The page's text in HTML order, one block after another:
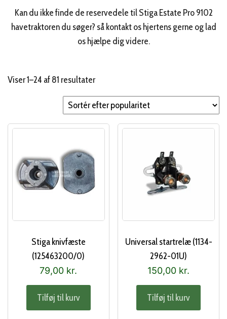
Kan du ikke finde de reservedele til Stiga Estate Pro 9102
havetraktoren du søger? så kontakt os hjertens gerne og lad
os hjælpe dig videre.
Viser 1–24 af 81 resultaterSorteret
efter
popularitet
Stiga knivfæste
(125463200/0)
79,00 kr.
Tilføj til kurv
Universal startrelæ (1134-
2962-01U)
150,00 kr.
Tilføj til kurv